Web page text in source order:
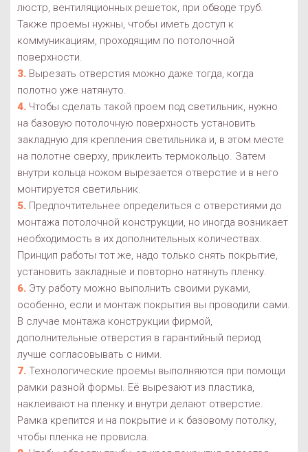
люстр, вентиляционных решеток, при обводе труб.
Также проемы нужны, чтобы иметь доступ к
коммуникациям, проходящим по потолочной
поверхности.
Вырезать отверстия можно даже тогда, когда
полотно уже натянуто.
Чтобы сделать такой проем под светильник, нужно
на базовую потолочную поверхность установить
закладную для крепления светильника и, в этом месте
на полотне сверху, приклеить термокольцо. Затем
внутри кольца ножом вырезается отверстие и в него
монтируется светильник.
Предпочтительнее определиться с отверстиями до
монтажа потолочной конструкции, но иногда возникает
необходимость в их дополнительных количествах.
Принцип работы тот же, надо только снять покрытие,
установить закладные и повторно натянуть пленку.
Эту работу можно выполнить своими руками,
особенно, если и монтаж покрытия вы проводили сами.
В случае монтажа конструкции фирмой,
дополнительные отверстия в гарантийный период
лучше согласовывать с ними.
Технологические проемы выполняются при помощи
рамки разной формы. Её вырезают из пластика,
наклеивают на пленку и внутри делают отверстие.
Рамка крепится и на покрытие и к базовому потолку,
чтобы пленка не провисла.